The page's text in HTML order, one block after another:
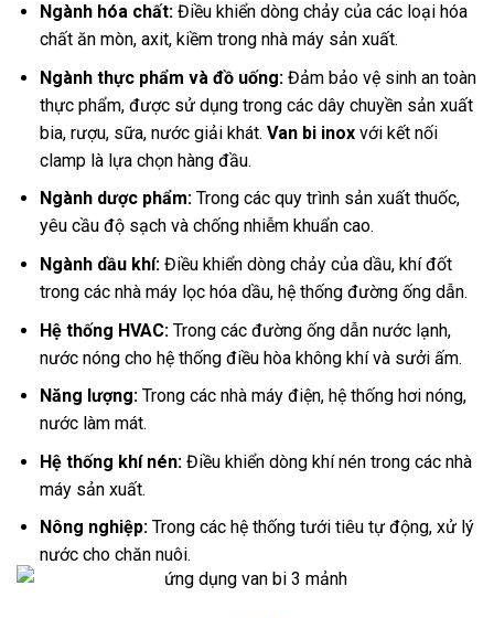
Ngành hóa chất:Điều khiển dòng chảy của các loại hóa
chất ăn mòn, axit, kiềm trong nhà máy sản xuất.
Ngành thực phẩm và đồ uống:Đảm bảo vệ sinh an toàn
thực phẩm, được sử dụng trong các dây chuyền sản xuất
bia, rượu, sữa, nước giải khát. Van bi inoxvới kết nối
clamp là lựa chọn hàng đầu.
Ngành dược phẩm:Trong các quy trình sản xuất thuốc,
yêu cầu độ sạch và chống nhiễm khuẩn cao.
Ngành dầu khí:Điều khiển dòng chảy của dầu, khí đốt
trong các nhà máy lọc hóa dầu, hệ thống đường ống dẫn.
Hệ thống HVAC:Trong các đường ống dẫn nước lạnh,
nước nóng cho hệ thống điều hòa không khí và sưởi ấm.
Năng lượng:Trong các nhà máy điện, hệ thống hơi nóng,
nước làm mát.
Hệ thống khí nén:Điều khiển dòng khí nén trong các nhà
máy sản xuất.
Nông nghiệp:Trong các hệ thống tưới tiêu tự động, xử lý
nước cho chăn nuôi.